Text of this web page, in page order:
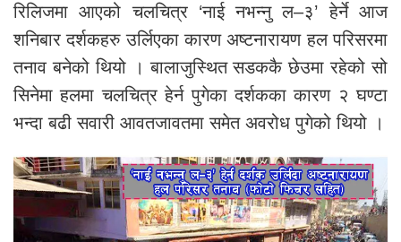
रिलिजमा आएको चलचित्र ‘नाई नभन्नु ल–३’ हेर्ने आज
शनिबार दर्शकहरु उर्लिएका कारण अष्टनारायण हल परिसरमा
तनाव बनेको थियो । बालाजुस्थित सडककै छेउमा रहेको सो
सिनेमा हलमा चलचित्र हेर्न पुगेका दर्शकका कारण २ घण्टा
भन्दा बढी सवारी आवतजावतमा समेत अवरोध पुगेको थियो ।